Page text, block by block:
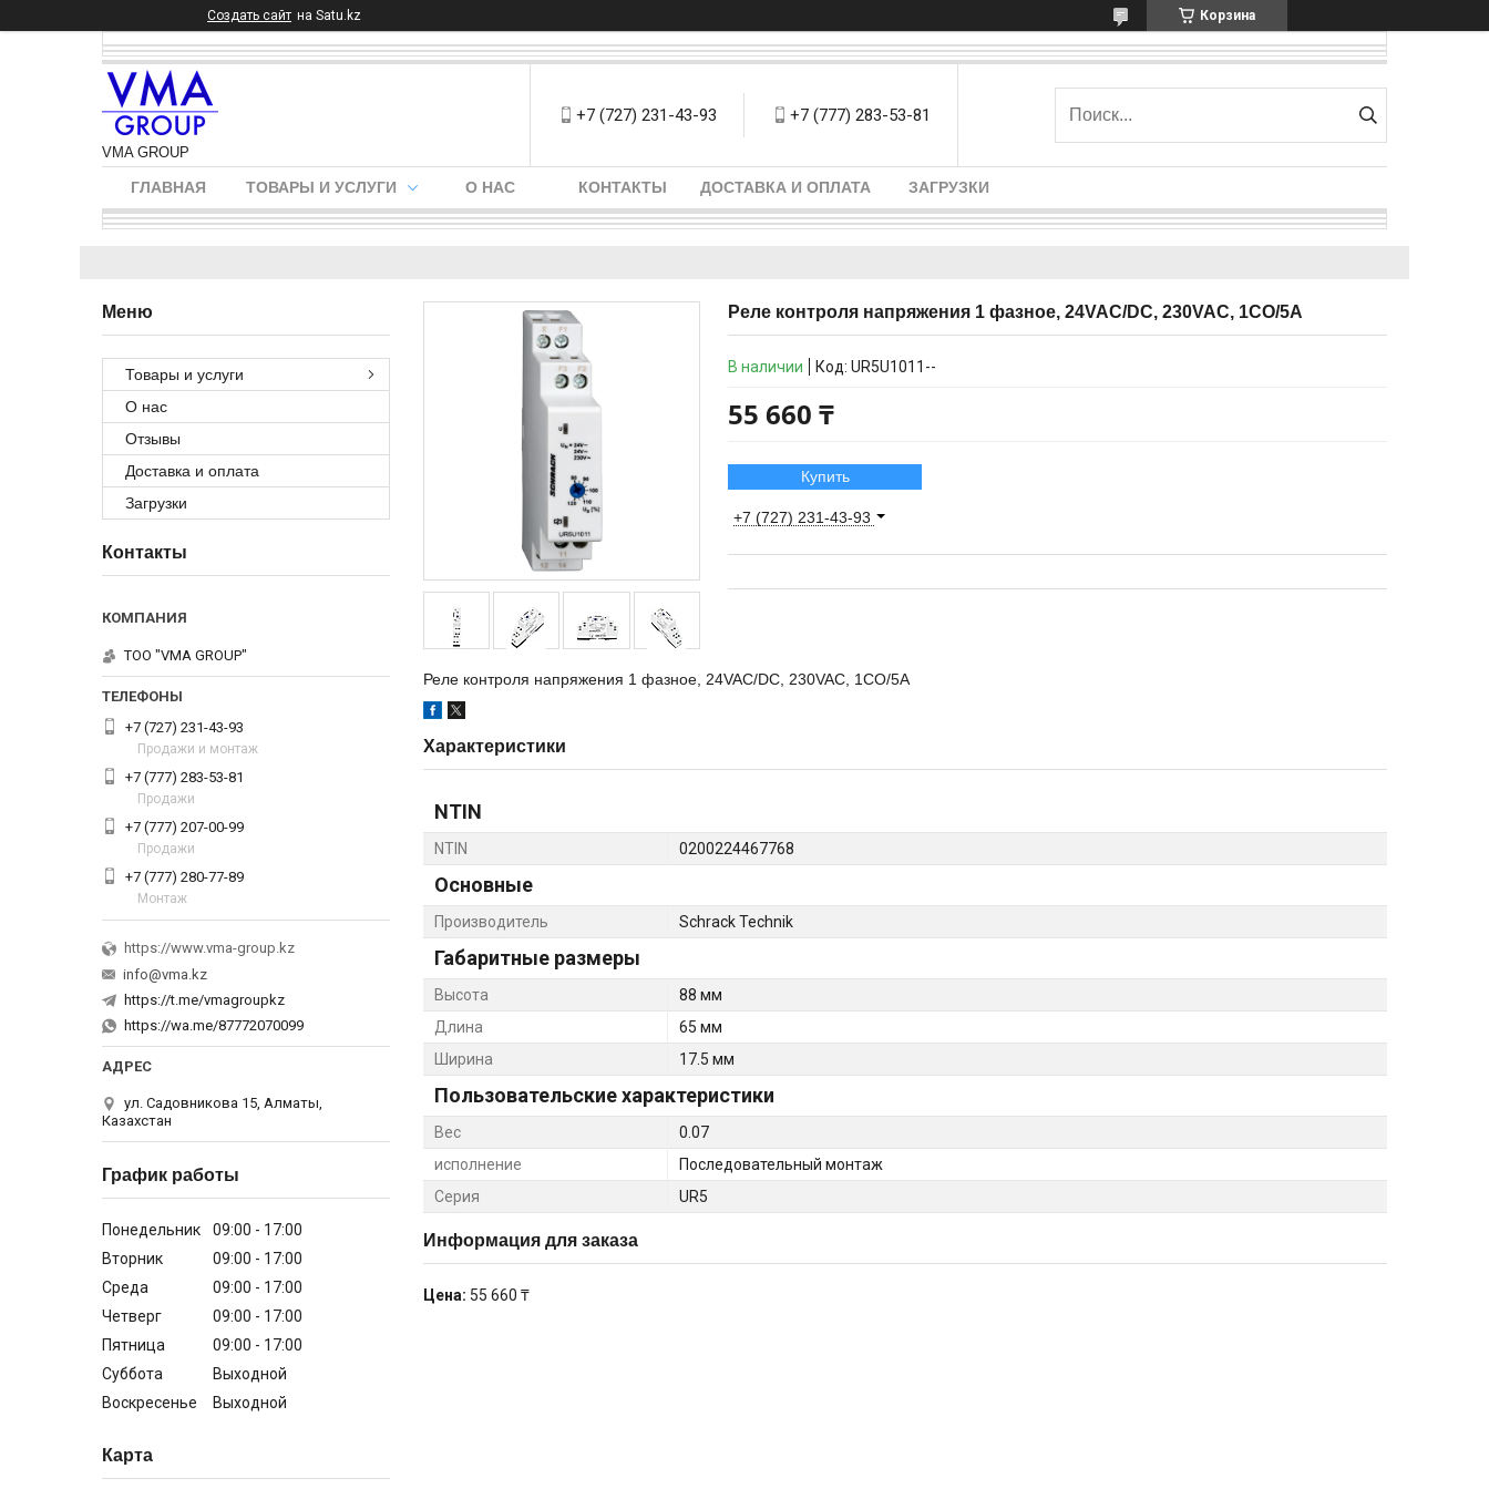
Создать сайт на Satu.kz Корзина
VMA GROUP
+7 (727) 231-43-93 +7 (777) 283-53-81
ГЛАВНАЯ ТОВАРЫ И УСЛУГИ О НАС КОНТАКТЫ ДОСТАВКА И ОПЛАТА ЗАГРУЗКИ
Реле контроля напряжения 1 фазное, 24VAC/DC, 230VAC, 1CO/5A
В наличии Код: UR5U1011--
55 660 ₸
Купить
+7 (727) 231-43-93
Реле контроля напряжения 1 фазное, 24VAC/DC, 230VAC, 1CO/5A
Характеристики
NTIN
NTIN 0200224467768
Основные
Производитель Schrack Technik
Габаритные размеры
Высота
88 мм
Длина
65 мм
Ширина
17.5 мм
Пользовательские характеристики
Вес
0.07
исполнение
Последовательный монтаж
Серия
UR5
Информация для заказа
Цена: 55 660 ₸
Товары и услуги
О нас
Отзывы
Доставка и оплата
Загрузки
Контакты
ТОО "VMA GROUP"
+7 (727) 231-43-93
Продажи и монтаж
+7 (777) 283-53-81
Продажи
+7 (777) 207-00-99
Продажи
+7 (777) 280-77-89
Монтаж
https://www.vma-group.kz
info@vma.kz
https://t.me/vmagroupkz
https://wa.me/87772070099
ул. Садовникова 15, Алматы,
Казахстан
График работы
Понедельник 09:00
17:00
Вторник
09:00
17:00
Среда
09:00
17:00
Четверг
09:00
17:00
Пятница
09:00
17:00
Суббота
Выходной
Воскресенье
Выходной
Карта